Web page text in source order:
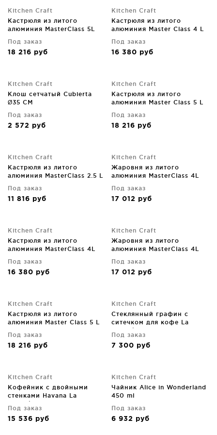
Kitchen Craft
Кастрюля из литого
алюминия MasterClass 5L
Под заказ
18 216 руб
Kitchen Craft
Кастрюля из литого
алюминия Master Class 4 L
Под заказ
16 380 руб
Kitchen Craft
Клош сетчатый Cubierta
Ø35 CM
Под заказ
2 572 руб
Kitchen Craft
Кастрюля из литого
алюминия Master Class 5 L
Под заказ
18 216 руб
Kitchen Craft
Кастрюля из литого
алюминия MasterClass 2.5 L
Под заказ
11 816 руб
Kitchen Craft
Жаровня из литого
алюминия MasterClass 4L
Под заказ
17 012 руб
Kitchen Craft
Кастрюля из литого
алюминия MasterClass 4L
Под заказ
16 380 руб
Kitchen Craft
Жаровня из литого
алюминия MasterClass 4L
Под заказ
17 012 руб
Kitchen Craft
Кастрюля из литого
алюминия Master Class 5 L
Под заказ
18 216 руб
Kitchen Craft
Стеклянный графин с
ситечком для кофе La
Cafetière 400 ml
Под заказ
7 300 руб
Kitchen Craft
Кофейник с двойными
стенками Havana La
Cafetière 1L
Под заказ
15 536 руб
Kitchen Craft
Чайник Alice in Wonderland
450 ml
Под заказ
6 932 руб